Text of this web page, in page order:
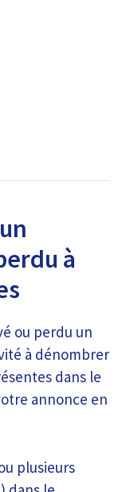
à
ou perdu un
à dénombrer
dans le
annonce en
plusieurs